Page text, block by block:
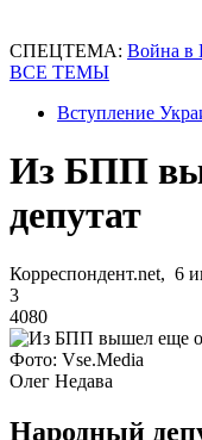
СПЕЦТЕМА: Война в
ВСЕ ТЕМЫ
Вступление
Из БПП
депутат
Корреспондент.net, 6
3
4080
Фото: Vse.Media
Олег Недава
Народный